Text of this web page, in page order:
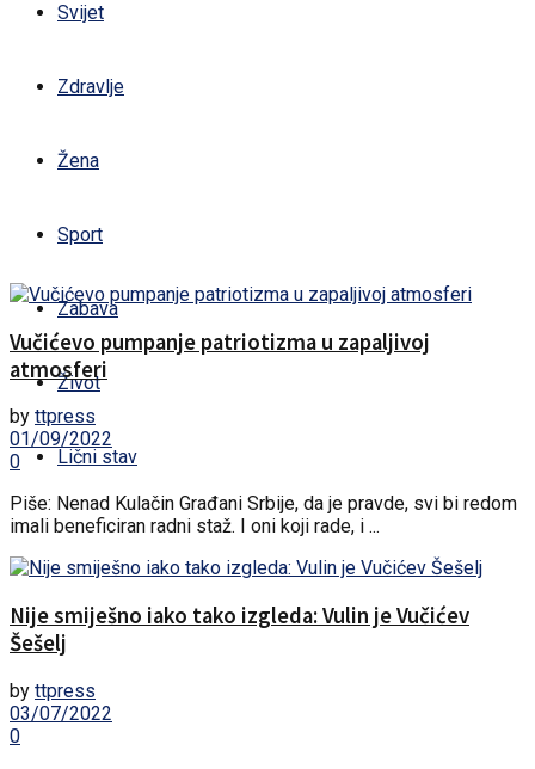
Svijet
Zdravlje
Žena
Sport
Zabava
Život
Lični stav
Vučićevo pumpanje patriotizma u zapaljivoj
atmosferi
by ttpress
01/09/2022
0
Piše: Nenad Kulačin Građani Srbije, da je pravde, svi bi redom
imali beneficiran radni staž. I oni koji rade, i ...
Nije smiješno iako tako izgleda: Vulin je Vučićev
Šešelj
by ttpress
03/07/2022
0